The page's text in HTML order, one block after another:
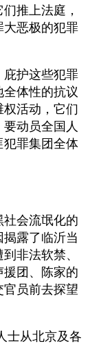
推上法庭，
大恶极的犯罪
庇护这些犯罪
体性的抗议
活动，它们
动员全国人
犯罪集团全体
会流氓化的
露了临沂当
非法软禁、
团、陈家的
员前去探望
士从北京及各